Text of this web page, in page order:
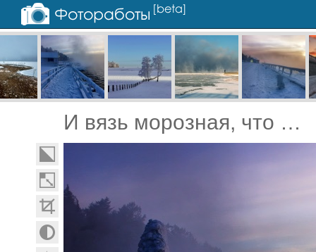
И вязь морозная, что под закат...